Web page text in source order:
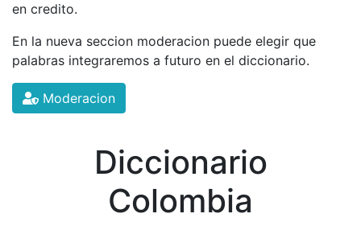
en credito.
En la nueva seccion moderacion puede elegir que
palabras integraremos a futuro en el diccionario.
Moderacion
Diccionario
Colombia